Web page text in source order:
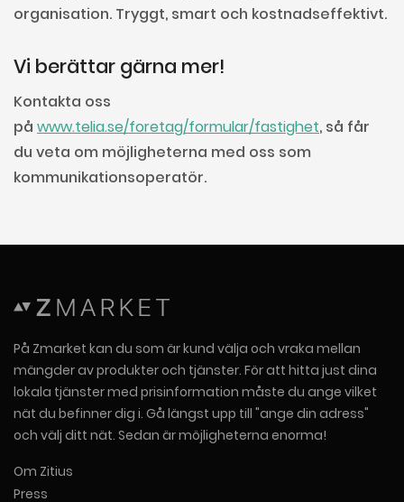
organisation. Tryggt, smart och kostnadseffektivt.
Vi berättar gärna mer!
Kontakta oss
på www.telia.se/foretag/formular/fastighet, så får
du veta om möjligheterna med oss som
kommunikationsoperatör.
På Zmarket kan du som är kund välja och vraka mellan
mängder av produkter och tjänster. För att hitta just dina
lokala tjänster med prisinformation måste du ange vilket
nät du befinner dig i. Gå längst upp till "ange din adress"
och välj ditt nät. Sedan är möjligheterna enorma!
Om Zitius
Press